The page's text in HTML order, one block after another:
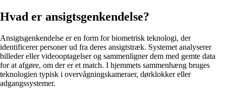
Hvad er ansigtsgenkendelse?
Ansigtsgenkendelse er en form for biometrisk teknologi, der
identificerer personer ud fra deres ansigtstræk. Systemet analyserer
billeder eller videooptagelser og sammenligner dem med gemte data
for at afgøre, om der er et match. I hjemmets sammenhæng bruges
teknologien typisk i overvågningskameraer, dørklokker eller
adgangssystemer.